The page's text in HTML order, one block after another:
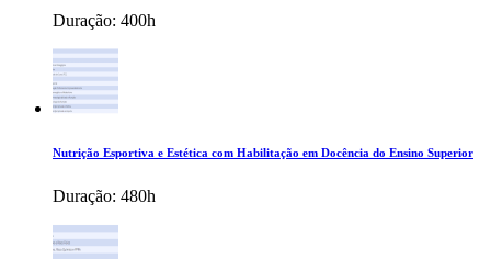
Duração: 400h
Nutrição Esportiva e Estética com Habilitação em Docência do Ensino Superior
Duração: 480h